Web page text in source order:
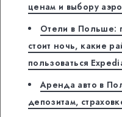
ценам и выбору
Отели в Польше:
стоит ночь, какие
пользоваться
Аренда авто в
депозитам,